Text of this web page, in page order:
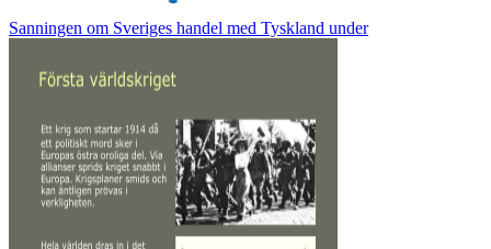
Sanningen om Sveriges handel med Tyskland under